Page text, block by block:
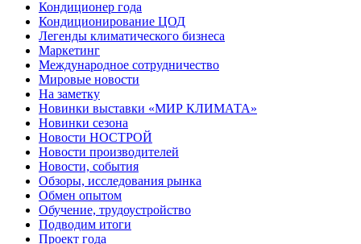
Кондиционер года
Кондиционирование ЦОД
Легенды климатического бизнеса
Маркетинг
Международное сотрудничество
Мировые новости
На заметку
Новинки выставки «МИР КЛИМАТА»
Новинки сезона
Новости НОСТРОЙ
Новости производителей
Новости, события
Обзоры, исследования рынка
Обмен опытом
Обучение, трудоустройство
Подводим итоги
Проект года